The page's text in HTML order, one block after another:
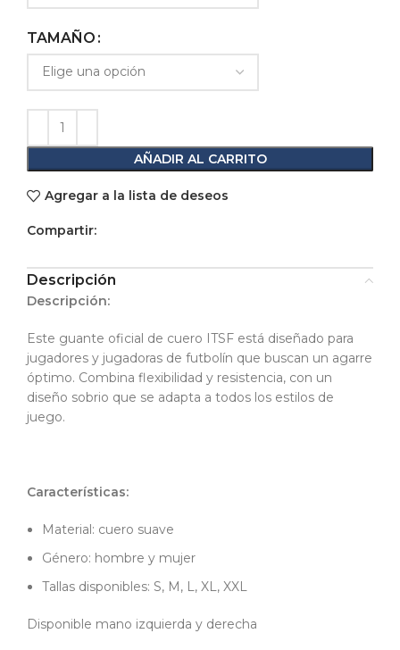
TAMAÑO
AÑADIR AL CARRITO
Agregar a la lista de deseos
Compartir:
Descripción
Descripción:
Este guante oficial de cuero ITSF está diseñado para
jugadores y jugadoras de futbolín que buscan un agarre
óptimo. Combina flexibilidad y resistencia, con un
diseño sobrio que se adapta a todos los estilos de
juego.
Características:
Material: cuero suave
Género: hombre y mujer
Tallas disponibles: S, M, L, XL, XXL
Disponible mano izquierda y derecha